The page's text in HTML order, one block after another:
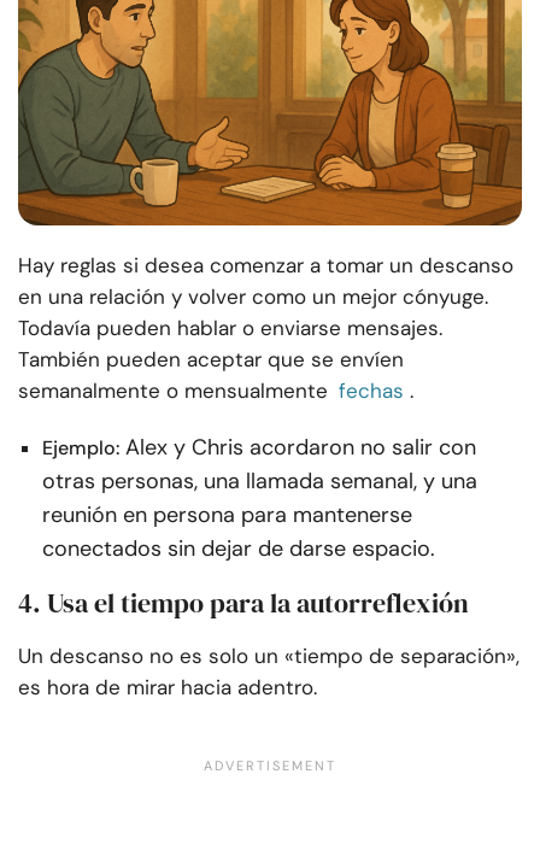
Hay reglas si desea comenzar a tomar un descanso
en una relación y volver como un mejor cónyuge.
Todavía pueden hablar o enviarse mensajes.
También pueden aceptar que se envíen
semanalmente o mensualmente fechas .
Ejemplo: Alex y Chris acordaron no salir con
otras personas, una llamada semanal, y una
reunión en persona para mantenerse
conectados sin dejar de darse espacio.
4. Usa el tiempo para la autorreflexión
Un descanso no es solo un «tiempo de separación»,
es hora de mirar hacia adentro.